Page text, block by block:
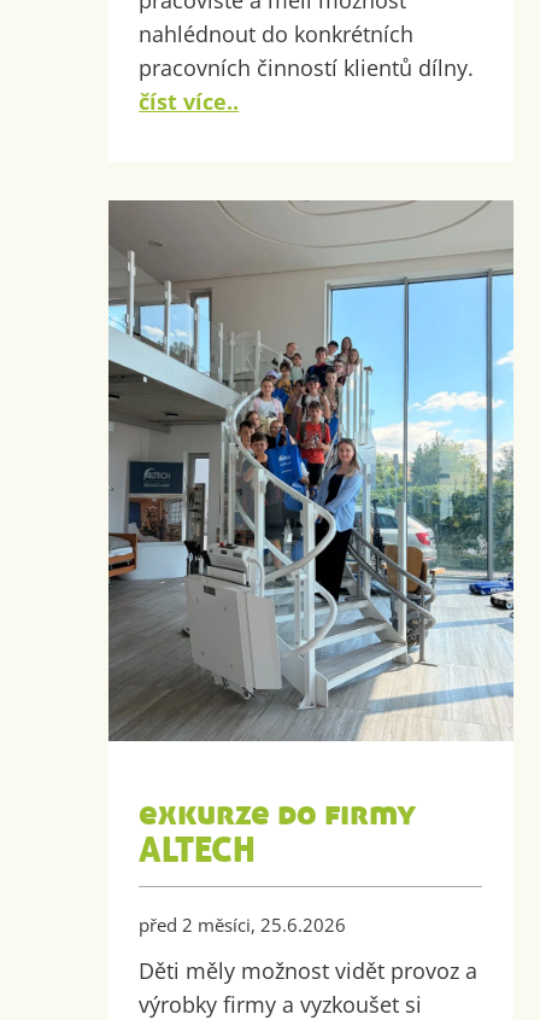
nahlédnout do konkrétních
pracovních činností klientů dílny.
číst více..
exkurze do firmy
ALTECH
před 2 měsíci, 25.6.2026
Děti měly možnost vidět provoz a
výrobky firmy a vyzkoušet si